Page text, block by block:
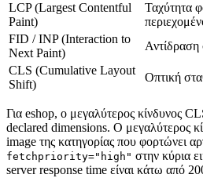
LCP (Largest Contentful
Paint)
Ταχύτητα
FID / INP (Interaction to
Next Paint)
CLS (Cumulative Layout
Shift)
Οπτική
Για eshop, ο μεγαλύτερος κίνδυνος
declared dimensions. Ο μεγαλύτερος
image της κατηγορίας που φορτώνει
fetchpriority="high" στην κύρια
server response time είναι κάτω από